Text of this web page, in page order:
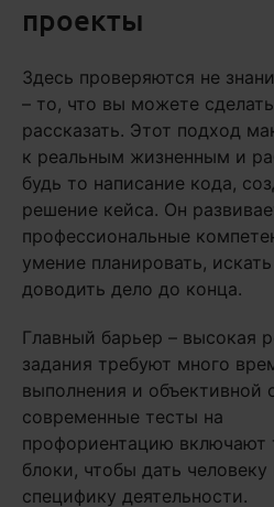
проекты
Здесь проверяются не
– то, что вы можете
рассказать. Этот подход
к реальным жизненным и
будь то написание кода,
решение кейса. Он
профессиональные
умение планировать,
доводить дело до конца.
Главный барьер – высокая
задания требуют много
выполнения и объективной
современные тесты на
профориентацию включают
блоки, чтобы дать человеку
специфику деятельности.